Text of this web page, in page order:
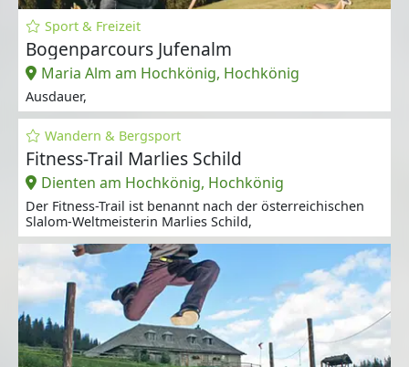
Sport & Freizeit
Bogenparcours Jufenalm
Maria Alm am Hochkönig, Hochkönig
Ausdauer,
Wandern & Bergsport
Fitness-Trail Marlies Schild
Dienten am Hochkönig, Hochkönig
Der Fitness-Trail ist benannt nach der österreichischen
Slalom-Weltmeisterin Marlies Schild,